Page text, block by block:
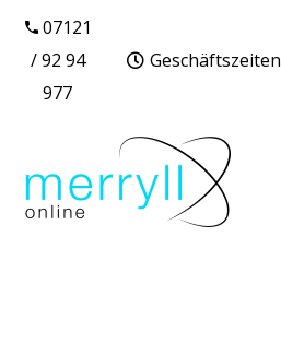
07121
/ 92 94
977
Geschäftszeiten